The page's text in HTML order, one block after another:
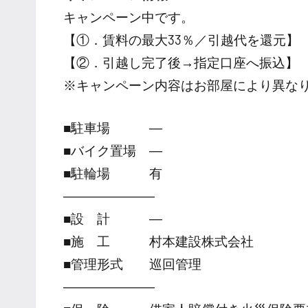
キャンペーン中です。
【①．賃料の最大33％／引越代を還元】
【②．引越し完了後→指定口座へ振込】
※キャンペーン内容はお部屋により異な
■駐車場 ―
■バイク置場 ―
■駐輪場 有
―――――――
■設 計 ―
■施 工 村本建設株式会社
■管理形式 巡回管理
―――――――